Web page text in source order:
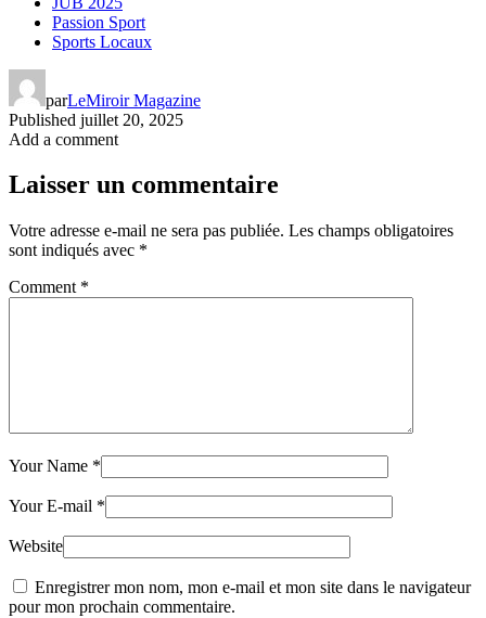
Passion Sport
Sports Locaux
parLeMiroir Magazine
Published juillet 20, 2025
Add a comment
Laisser un commentaire
Votre adresse e-mail ne sera pas publiée. Les champs obligatoires
sont indiqués avec *
Comment *
Your Name *
Your E-mail *
Website
Enregistrer mon nom, mon e-mail et mon site dans le navigateur
pour mon prochain commentaire.